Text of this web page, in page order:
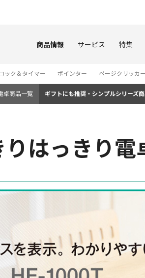
商品情報 サービス 特集
ック＆タイマー ポインター ページクリッカー
卓商品一覧 ギフトにも推奨・シンプルシリーズ
はっきり電